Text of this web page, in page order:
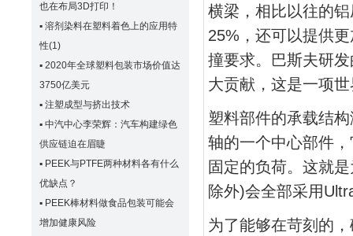
也在布局3D打印！
▪ 溶剂染料在塑料着色上的应用特
性(1)
▪ 2020年全球塑料包装市场价值达
3750亿美元
▪ 注塑成型与挤出技术
▪ 中汽中心李荣辉：汽车构建绿色
供应链迫在眉睫
▪ PEEK与PTFE两种材料各有什么
优缺点？
▪ PEEK棒材料做食品包装可能会
增加健康风险
横梁，相比以往的
25%，还可以提供
撞要求。巴斯夫研
大贡献，这是一项
塑料部件的承载结
轴的一个中心部件
固定的负荷。这就
除外)会全部采用
为了能够在苛刻的